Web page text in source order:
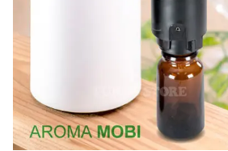
アロマディフューザーの3つの
お手入れが面倒です。
お手入れは完ぺきにこなすと「
オイルをティッシュなどで吸い
を入れて15分くらい噴射→1時間
いう感じで、結構時間がかかっ
そこまで時間がさけないという